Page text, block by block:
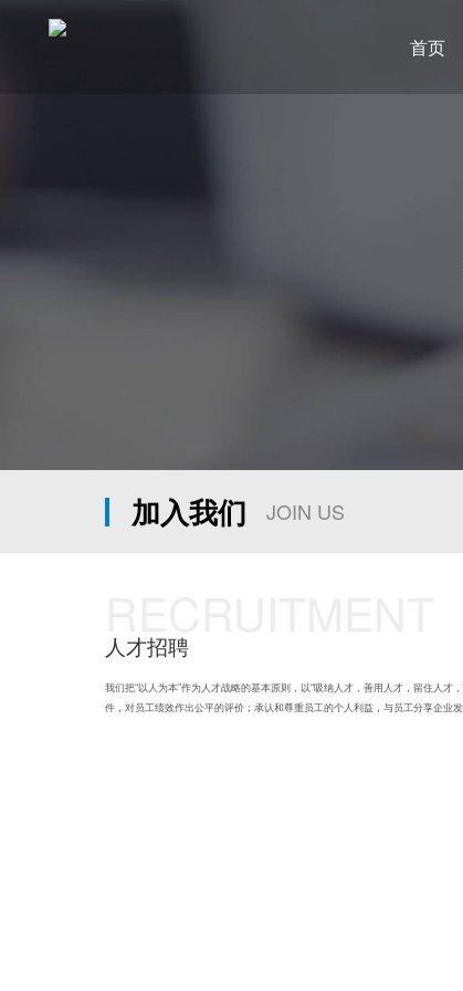
首页
加入我们 JOIN US
人才招聘
我们把“以人为本”作为人才战略的基本原则，以“吸纳人才，善用人才，留住人
件，对员工绩效作出公平的评价；承认和尊重员工的个人利益，与员工分享企业